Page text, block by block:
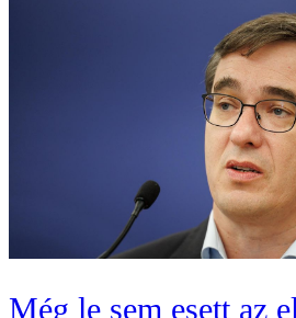
Még le sem esett az